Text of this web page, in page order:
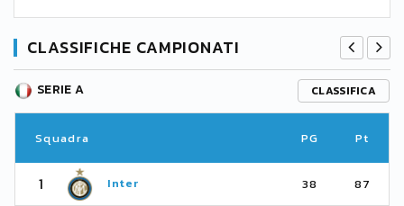
CLASSIFICHE CAMPIONATI
SERIE A CLASSIFICA
Squadra PG Pt
1 Inter 38 87